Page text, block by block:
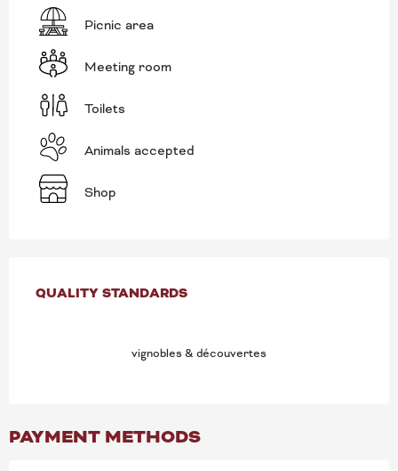
Picnic area
Meeting room
Toilets
Animals accepted
Shop
SERVICES OFFERED
QUALITY STANDARDS
QUALITY STANDARDS
vignobles & découvertes
PAYMENT METHODS